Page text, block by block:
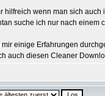
wenn man sich auch
suche ich nur nach einem
einige Erfahrungen
auch diesen Cleaner